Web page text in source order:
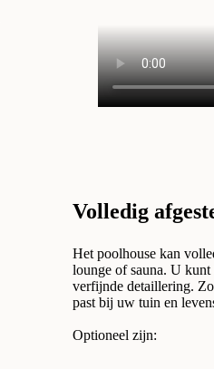
Volledig
Het poolhouse kan
lounge of sauna. U
verfijnde detaillering.
past bij uw tuin en
Optioneel zijn: